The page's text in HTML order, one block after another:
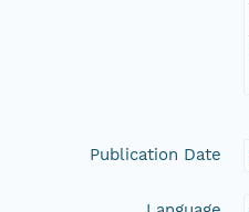
Publication Date